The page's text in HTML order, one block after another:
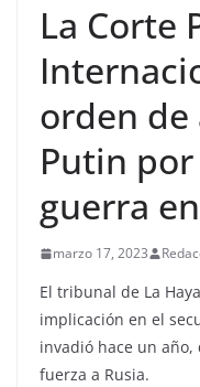
La Corte
orden
Putin
guerra
marzo 17, 2023
El tribunal de La
implicación en el
invadió hace un
fuerza a Rusia.